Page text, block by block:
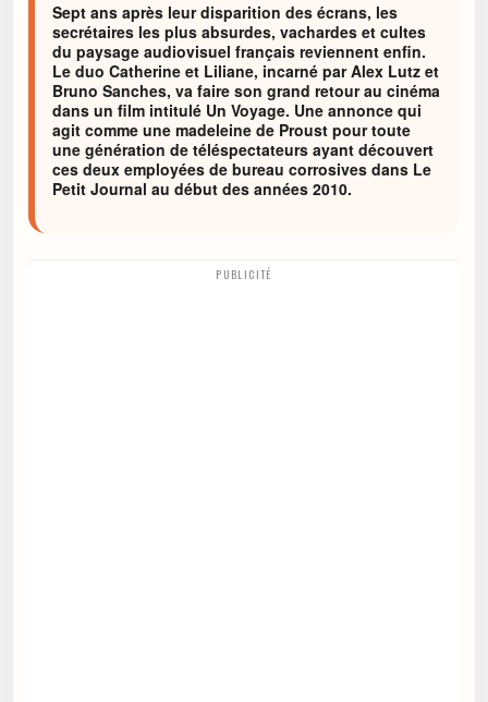
Sept ans après leur disparition des écrans, les
secrétaires les plus absurdes, vachardes et cultes
du paysage audiovisuel français reviennent enfin.
Le duo Catherine et Liliane, incarné par Alex Lutz et
Bruno Sanches, va faire son grand retour au cinéma
dans un film intitulé Un Voyage. Une annonce qui
agit comme une madeleine de Proust pour toute
une génération de téléspectateurs ayant découvert
ces deux employées de bureau corrosives dans Le
Petit Journal au début des années 2010.
PUBLICITÉ